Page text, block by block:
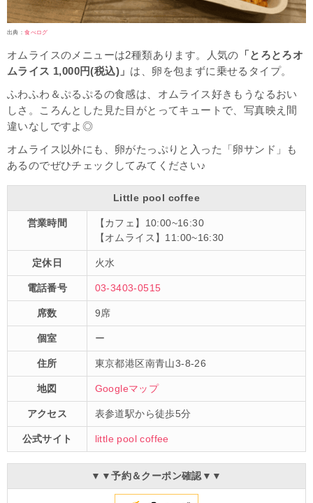
出典：食べログ
オムライスのメニューは2種類あります。人気の 「とろとろオ
ムライス 1,000円(税込)」 は、卵を包まずに乗せるタイプ。
ふわふわ＆ぷるぷるの食感は、オムライス好きもうなるおい
しさ。ころんとした見た目がとってキュートで、写真映え間
違いなしですよ◎
オムライス以外にも、卵がたっぷりと入った「卵サンド」も
あるのでぜひチェックしてみてください♪
Little pool coffee
営業時間
【カフェ】10:00~16:30
【オムライス】11:00~16:30
定休日 火水
電話番号 03-3403-0515
席数 9席
個室 ー
住所 東京都港区南青山3-8-26
地図 Googleマップ
アクセス 表参道駅から徒歩5分
公式サイト little pool coffee
▼▼予約＆クーポン確認▼▼